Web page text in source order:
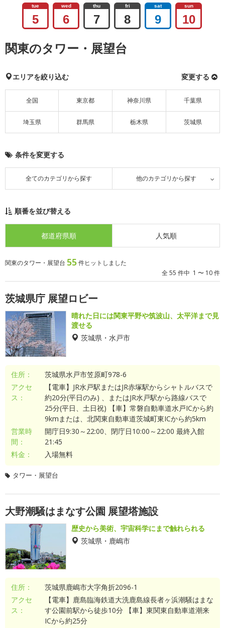
tue
5
wed
6
thu
7
fri
8
sat
9
sun
10
関東のタワー・展望台
エリアを絞り込む 変更する
全国 東京都 神奈川県 千葉県
埼玉県 群馬県 栃木県 茨城県
条件を変更する
全てのカテゴリから探す 他のカテゴリから探す
順番を並び替える
都道府県順 人気順
関東のタワー・展望台 55 件ヒットしました
全 55 件中 1 〜 10 件
茨城県庁 展望ロビー
晴れた日には関東平野や筑波山、太平洋まで見
渡せる
茨城県・水戸市
住所：
茨城県水戸市笠原町978-6
アクセ
ス：
【電車】JR水戸駅またはJR赤塚駅からシャトルバスで
約20分(平日のみ) 、またはJR水戸駅から路線バスで
25分(平日、土日祝) 【車】常磐自動車道水戸ICから約
9kmまたは、北関東自動車道茨城町東ICから約5km
営業時
間：
開庁日9:30～22:00、閉庁日10:00～22:00 最終入館
21:45
料金：
入場無料
タワー・展望台
大野潮騒はまなす公園 展望塔施設
歴史から美術、宇宙科学にまで触れられる
茨城県・鹿嶋市
住所：
茨城県鹿嶋市大字角折2096-1
アクセ
ス：
【電車】鹿島臨海鉄道大洗鹿島線長者ヶ浜潮騒はまな
す公園前駅から徒歩10分 【車】東関東自動車道潮来
ICから約25分